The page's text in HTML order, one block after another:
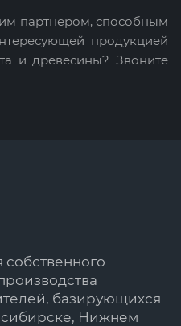
партнером, способным
продукцией
и древесины? Звоните
базирующихся
Нижнем